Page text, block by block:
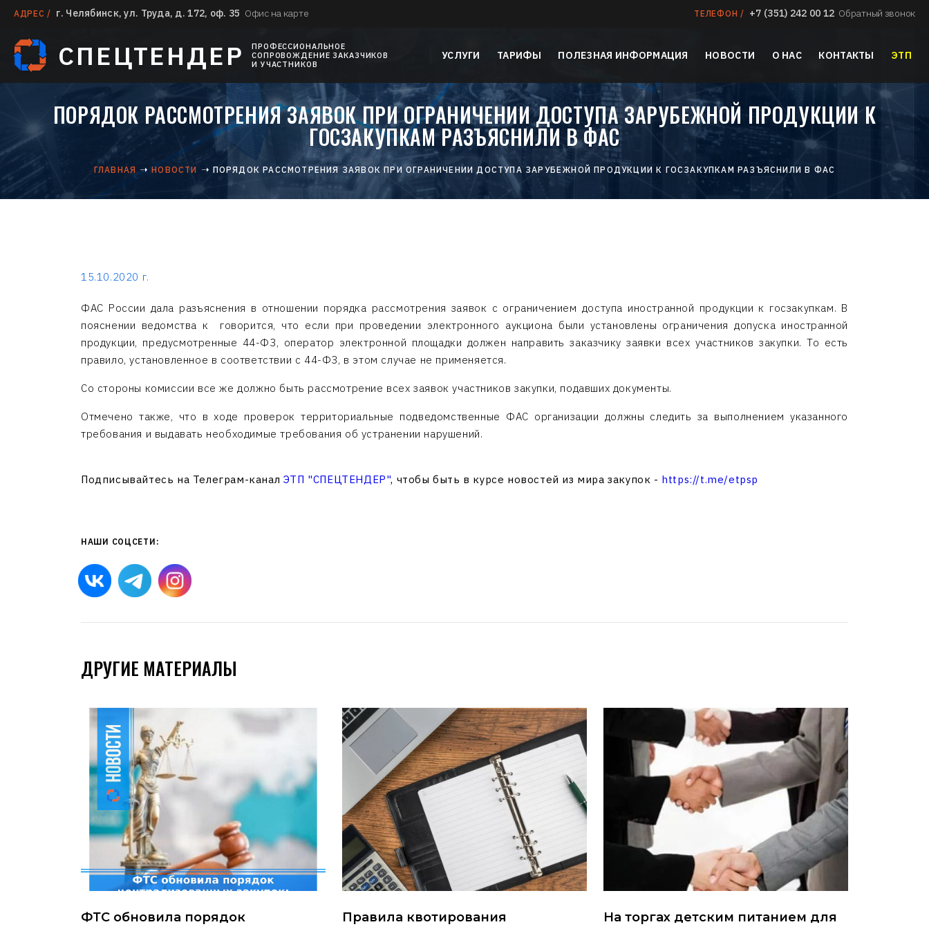
АДРЕС / г. Челябинск, ул. Труда, д. 172, оф. 35 Офис на карте ТЕЛЕФОН / +7 (351) 242 00 12 Обратный звонок
СПЕЦТЕНДЕР
ПРОФЕССИОНАЛЬНОЕ
СОПРОВОЖДЕНИЕ ЗАКАЗЧИКОВ
И УЧАСТНИКОВ
УСЛУГИ ТАРИФЫ ПОЛЕЗНАЯ ИНФОРМАЦИЯ НОВОСТИ О НАС КОНТАКТЫ ЭТП
ПОРЯДОК РАССМОТРЕНИЯ ЗАЯВОК ПРИ ОГРАНИЧЕНИИ ДОСТУПА ЗАРУБЕЖНОЙ ПРОДУКЦИИ К
ГОСЗАКУПКАМ РАЗЪЯСНИЛИ В ФАС
ГЛАВНАЯ НОВОСТИ ПОРЯДОК РАССМОТРЕНИЯ ЗАЯВОК ПРИ ОГРАНИЧЕНИИ ДОСТУПА ЗАРУБЕЖНОЙ ПРОДУКЦИИ К ГОСЗАКУПКАМ РАЗЪЯСНИЛИ В ФАС
15.10.2020 г.
ФАС России дала разъяснения в отношении порядка рассмотрения заявок с ограничением доступа иностранной продукции к госзакупкам. В
пояснении ведомства к говорится, что если при проведении электронного аукциона были установлены ограничения допуска иностранной
продукции, предусмотренные 44-ФЗ, оператор электронной площадки должен направить заказчику заявки всех участников закупки. То есть
правило, установленное в соответствии с 44-ФЗ, в этом случае не применяется.
Со стороны комиссии все же должно быть рассмотрение всех заявок участников закупки, подавших документы.
Отмечено также, что в ходе проверок территориальные подведомственные ФАС организации должны следить за выполнением указанного
требования и выдавать необходимые требования об устранении нарушений.
Подписывайтесь на Телеграм-канал ЭТП "СПЕЦТЕНДЕР", чтобы быть в курсе новостей из мира закупок - https://t.me/etpsp
НАШИ СОЦСЕТИ:
ДРУГИЕ МАТЕРИАЛЫ
ФТС обновила порядок Правила квотирования На торгах детским питанием для